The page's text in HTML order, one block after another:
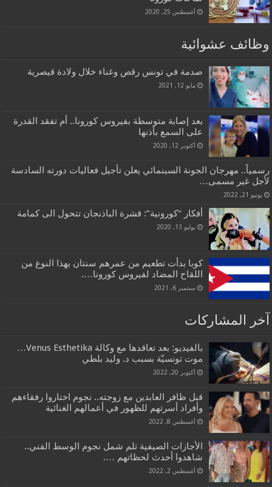
أغسطس 25, 2020
وظائف عشوائية
صدمة في تونس رقص وغناء خلال ولادة قيصرية
مايو 12, 2021
بعد إصابة متوسطة بفيروس كورونا.. أم تفقد القدرة
على السمع بأذنها
أكتوبر 12, 2020
رسمياً.. مهرجان الجونة السينمائي يعلن تأجيل فعاليات دورته السادسة
لأجل غير مسمى…
يونيو 21, 2022
أفكار “كورونية”: قشرة الباذنجان تتحول الى كمامة
يوليو 13, 2020
كوبا بدأت تطعيم من عمرهم سنتان بهذا النوع من
اللقاح المضاد لفيروس كورونا….
سبتمبر 6, 2021
آخر المشاركات
بالفيديو: بعد تعاقدها مع وكالة Venus Esthetika…
موت تونسيّة بسبب د. وليد بلطي
أكتوبر 20, 2022
قبل ظافر العابدين مع زوجته.. نجوم اختاروا رفقاءهم
وأفراد أسرتهم للظهور في أعمالهم الغنائية
أغسطس 8, 2022
الأجازات الصيفية تلم شمل نجوم الوسط الفني..
شاهدوا أحدث لحظاتهم ….
أغسطس 2, 2022